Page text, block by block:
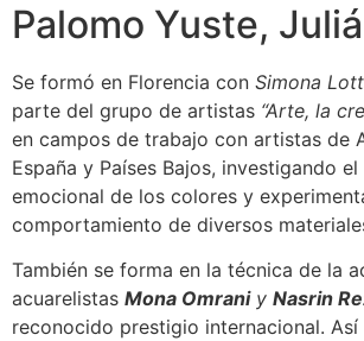
Palomo Yuste,
Se formó en Florencia con Simona
parte del grupo de artistas “Arte, la
en campos de trabajo con artistas de
España y Países Bajos, investigando el
emocional de los colores y
comportamiento de diversos
También se forma en la técnica de la
acuarelistas Mona Omraniy Nasrin
reconocido prestigio internacional. Así